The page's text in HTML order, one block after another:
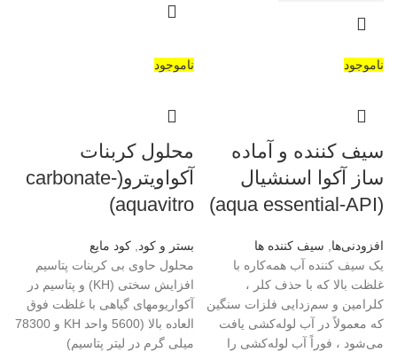
ناموجود
سیف کننده و آماده
ساز آکوا اسنشیال
(aqua essential-API)
افزودنی‌ها, سیف کننده ها
یک سیف کننده آب همه‌کاره با
غلظت بالا که با حذف کلر ،
کلرامین و سم‌زدایی فلزات سنگین
که معمولاً در آب لوله‌کشی یافت
می‌شود ، فوراً آب لوله‌کشی را
ناموجود
محلول کربنات
آکواویترو(carbonate-
aquavitro)
بستر و کود, کود مایع
محلول حاوی بی کربنات پتاسیم
افزایش سختی (KH) و پتاسیم در
آکواریوم­های گیاهی با غلظت فوق
العاده بالا (5600 واحد KH و 78300
میلی گرم در لیتر پتاسیم)